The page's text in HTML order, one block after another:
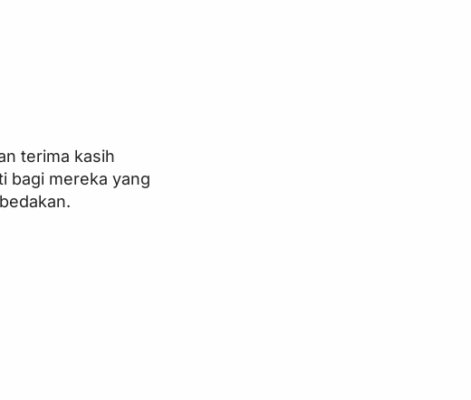
terima kasih
bagi mereka yang